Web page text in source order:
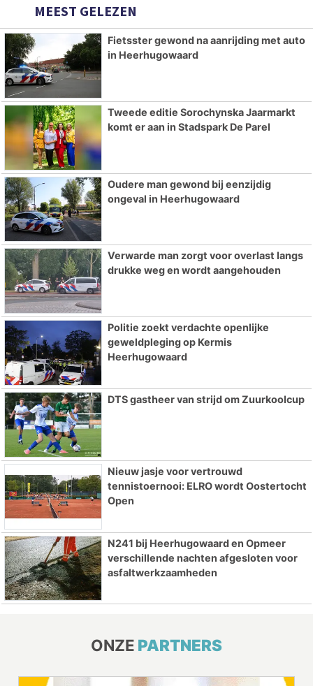
MEEST GELEZEN
Fietsster gewond na aanrijding met auto
in Heerhugowaard
Tweede editie Sorochynska Jaarmarkt
komt er aan in Stadspark De Parel
Oudere man gewond bij eenzijdig
ongeval in Heerhugowaard
Verwarde man zorgt voor overlast langs
drukke weg en wordt aangehouden
Politie zoekt verdachte openlijke
geweldpleging op Kermis
Heerhugowaard
DTS gastheer van strijd om Zuurkoolcup
Nieuw jasje voor vertrouwd
tennistoernooi: ELRO wordt Oostertocht
Open
N241 bij Heerhugowaard en Opmeer
verschillende nachten afgesloten voor
asfaltwerkzaamheden
ONZE PARTNERS